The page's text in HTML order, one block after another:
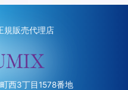
規販売代理店
西3丁目1578番地